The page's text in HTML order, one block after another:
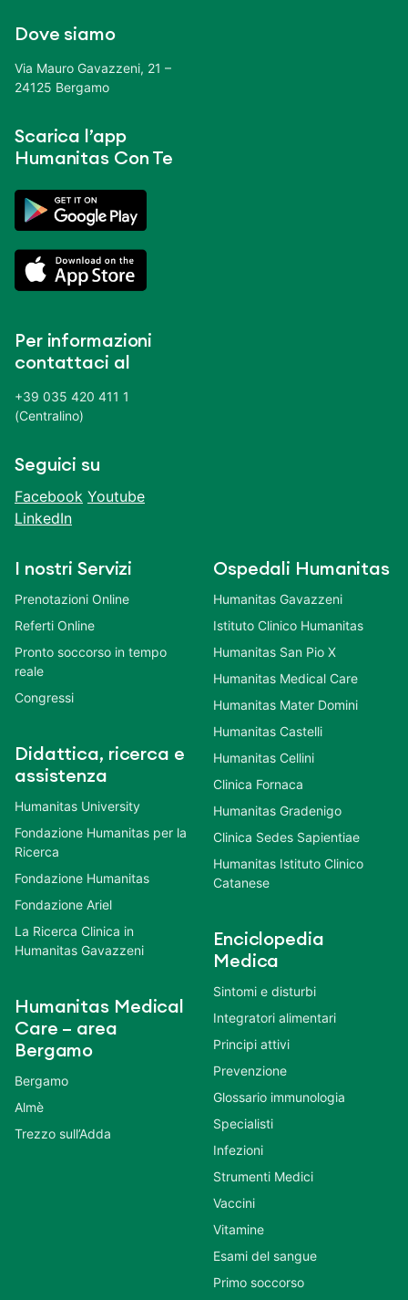
Dove siamo
Via Mauro Gavazzeni, 21 –
24125 Bergamo
Scarica l’app
Humanitas Con Te
Per informazioni
contattaci al
+39 035 420 411 1
(Centralino)
Seguici su
Facebook Youtube
LinkedIn
I nostri Servizi
Prenotazioni Online
Referti Online
Pronto soccorso in tempo
reale
Congressi
Didattica, ricerca e
assistenza
Humanitas University
Fondazione Humanitas per la
Ricerca
Fondazione Humanitas
Fondazione Ariel
La Ricerca Clinica in
Humanitas Gavazzeni
Humanitas Medical
Care – area
Bergamo
Bergamo
Almè
Trezzo sull’Adda
Ospedali Humanitas
Humanitas Gavazzeni
Istituto Clinico Humanitas
Humanitas San Pio X
Humanitas Medical Care
Humanitas Mater Domini
Humanitas Castelli
Humanitas Cellini
Clinica Fornaca
Humanitas Gradenigo
Clinica Sedes Sapientiae
Humanitas Istituto Clinico
Catanese
Enciclopedia
Medica
Sintomi e disturbi
Integratori alimentari
Principi attivi
Prevenzione
Glossario immunologia
Specialisti
Infezioni
Strumenti Medici
Vaccini
Vitamine
Esami del sangue
Primo soccorso